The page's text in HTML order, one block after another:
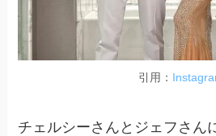
引用：
チェルシーさんとジェフさん